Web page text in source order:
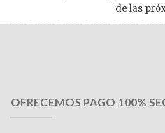
de las
OFRECEMOS PAGO 100%